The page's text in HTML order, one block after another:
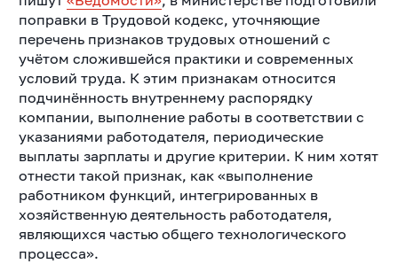
поправки в Трудовой кодекс, уточняющие
перечень признаков трудовых отношений с
учётом сложившейся практики и современных
условий труда. К этим признакам относится
подчинённость внутреннему распорядку
компании, выполнение работы в соответствии с
указаниями работодателя, периодические
выплаты зарплаты и другие критерии. К ним хотят
отнести такой признак, как «выполнение
работником функций, интегрированных в
хозяйственную деятельность работодателя,
являющихся частью общего технологического
процесса».